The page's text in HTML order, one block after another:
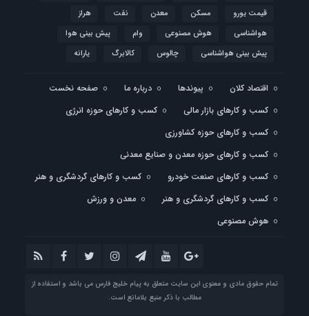
قیمت یورو
مسکن معدن نفت
هراز
هواشناسی
هوش مصنوعی وام
پیش بینی هوا
پیش بینی هواشناسی
چالوس کالابرگ یارانه
اقتصاد کلان پیوندها درباره ما
صفحه نخست
کسب و کارهای بازار مالی
کسب و کارهای حوزه انرژی
کسب و کارهای حوزه کشاورزی
کسب و کارهای حوزه معدن و صنایع معدنی
کسب و کارهای صنعت خودرو
کسب و کارهای گردشگری و هنر
کسب و کارهای گردشگری و هنر
معدن و ورزش
هوش مصنوعی
تمام حقوق مادی و معنوی این سایت متعلق به پیام خلیج فارس می باشد و استفاده از
مطالب با ذکر منبع بلامانع است.